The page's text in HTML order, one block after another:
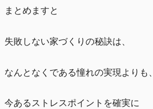
まとめますと
失敗しない家づくりの秘訣は、
なんとなくである憧れの実現よりも、
今あるストレスポイントを確実に